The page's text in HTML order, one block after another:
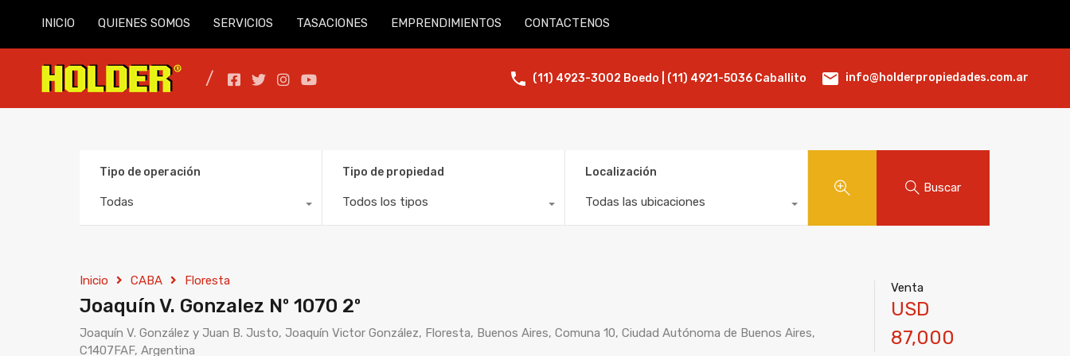
INICIO QUIENES SOMOS SERVICIOS TASACIONES EMPRENDIMIENTOS CONTACTENOS
(11) 4923-3002 Boedo | (11) 4921-5036 Caballito info@holderpropiedades.com.ar
Tipo de operación
Todas
Tipo de propiedad
Todos los tipos
Localización
Todas las ubicaciones
Buscar
Inicio CABA Floresta
Joaquín V. Gonzalez Nº 1070 2º
Joaquín V. González y Juan B. Justo, Joaquín Victor González, Floresta, Buenos Aires, Comuna 10, Ciudad Autónoma de Buenos Aires,
C1407FAF, Argentina
Venta
USD
87,000